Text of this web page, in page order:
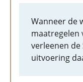
Wanneer de
maatregelen
verleenen
uitvoering